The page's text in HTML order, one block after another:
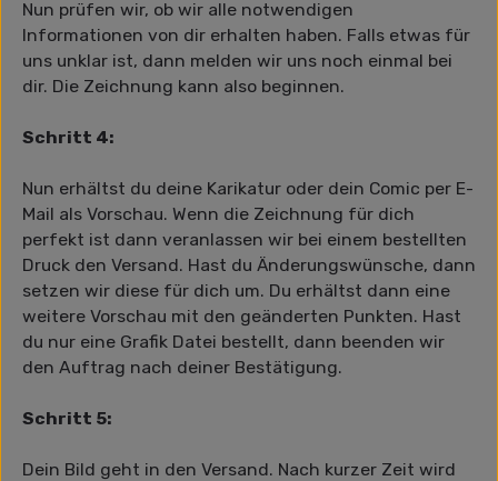
Nun prüfen wir, ob wir alle notwendigen
Informationen von dir erhalten haben. Falls etwas für
uns unklar ist, dann melden wir uns noch einmal bei
dir. Die Zeichnung kann also beginnen.
Schritt 4:
Nun erhältst du deine Karikatur oder dein Comic per E-
Mail als Vorschau. Wenn die Zeichnung für dich
perfekt ist dann veranlassen wir bei einem bestellten
Druck den Versand. Hast du Änderungswünsche, dann
setzen wir diese für dich um. Du erhältst dann eine
weitere Vorschau mit den geänderten Punkten. Hast
du nur eine Grafik Datei bestellt, dann beenden wir
den Auftrag nach deiner Bestätigung.
Schritt 5:
Dein Bild geht in den Versand. Nach kurzer Zeit wird